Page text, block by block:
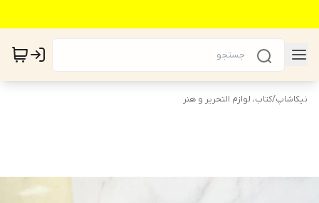
نیکاشاپ/کتاب، لوازم التحریر و هنر